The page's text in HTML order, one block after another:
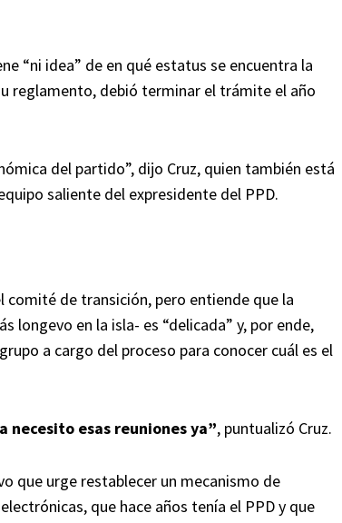
“ni idea” de en qué estatus se encuentra la
reglamento, debió terminar el trámite el año
del partido”, dijo Cruz, quien también está
saliente del expresidente del PPD.
comité de transición, pero entiende que la
longevo en la isla- es “delicada” y, por ende,
a cargo del proceso para conocer cuál es el
necesito esas reuniones ya”, puntualizó Cruz.
que urge restablecer un mecanismo de
que hace años tenía el PPD y que